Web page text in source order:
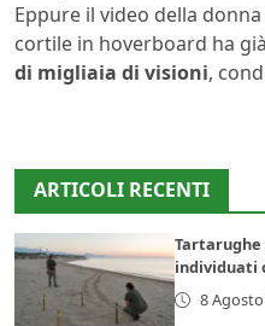
Eppure il video della
cortile in hoverboard ha
di migliaia di visioni,
ARTICOLI RECENTI
individuati
8